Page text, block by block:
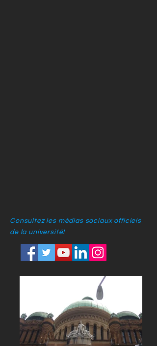
Consultez les médias sociaux officiels
de la université!